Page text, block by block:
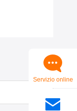
Servizio online